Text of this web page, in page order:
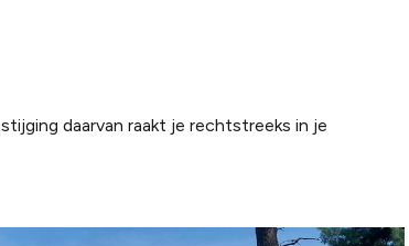
daarvan raakt je rechtstreeks in je